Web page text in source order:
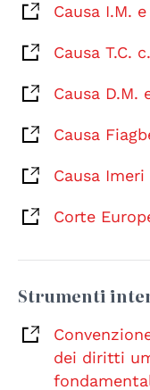
Causa I.M.
Causa T.C.
Causa D.M.
Causa
Causa
Corte
Strumenti
dei diritti